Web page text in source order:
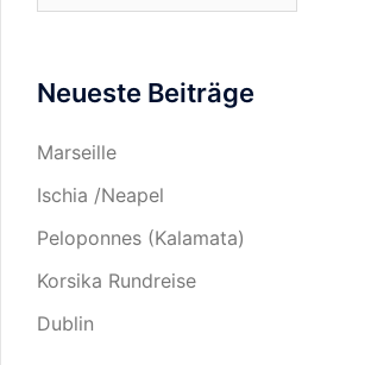
in…
Neueste Beiträge
Marseille
Ischia /Neapel
Peloponnes (Kalamata)
Korsika Rundreise
Dublin